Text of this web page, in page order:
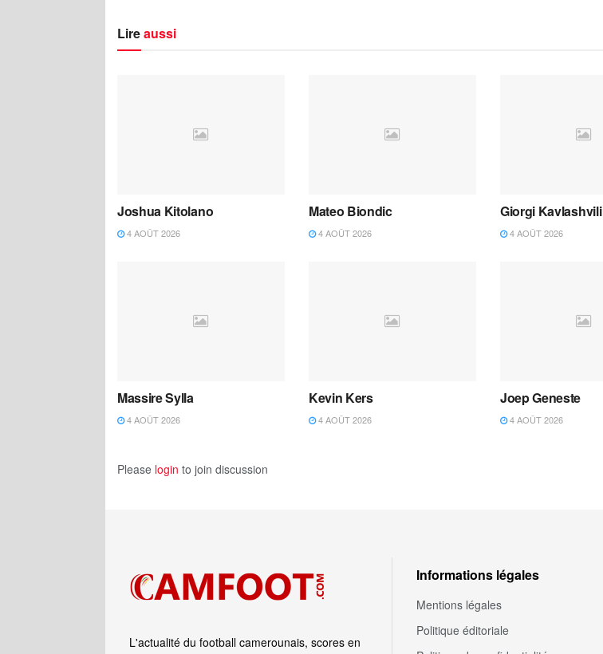
Lireaussi
Joshua Kitolano
4 AOÛT 2026
Mateo Biondic
4 AOÛT 2026
Giorgi Kavlashvili
4 AOÛT 2026
Massire Sylla
4 AOÛT 2026
Kevin Kers
4 AOÛT 2026
Joep Geneste
4 AOÛT 2026
Please login to join discussion
L'actualité du football camerounais, scores en
Informations légales
Mentions légales
Politique éditoriale